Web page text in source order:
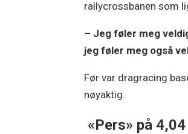
rallycrossbanen som
– Jeg føler meg
jeg føler meg også
Før var dragracing
nøyaktig.
«Pers» på